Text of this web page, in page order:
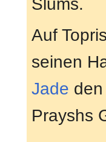
Slums.
Auf
seinen
Jade
Prayshs